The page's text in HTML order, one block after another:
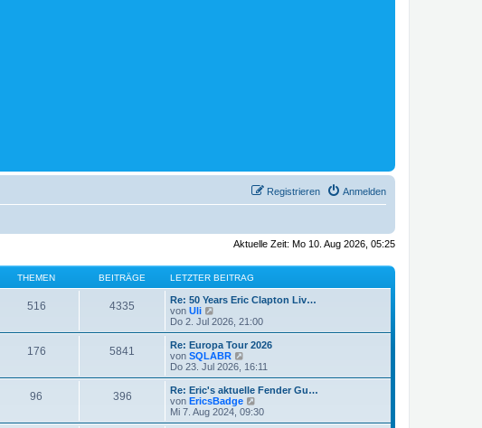
Anmelden
Registrieren
Aktuelle Zeit: Mo 10. Aug 2026, 05:25
THEMEN BEITRÄGE LETZTER BEITRAG
516 4335
Re: 50 Years Eric Clapton Liv…
von Uli
e
u
e
s
t
B
e
i
Do 2. Jul 2026, 21:00
176 5841
Re: Europa Tour 2026
von SQLABR
e
u
e
s
t
Do 23. Jul 2026, 16:11
96 396
Re: Eric's aktuelle Fender Gu…
von EricsBadge
e
u
Mi 7. Aug 2024, 09:30